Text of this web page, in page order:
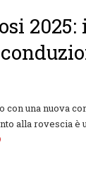
con una nuova
alla rovescia è